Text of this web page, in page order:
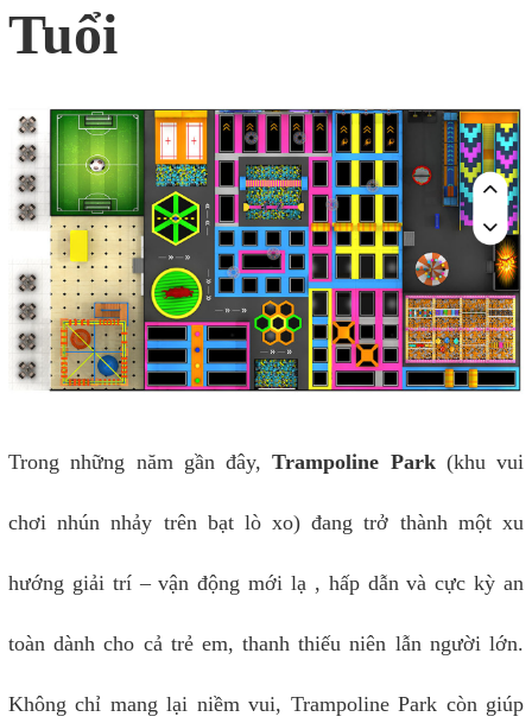
Tuổi
Trong những năm gần đây,Trampoline Park(khu vui
chơi nhún nhảy trên bạt lò xo) đang trở thành một xu
hướng giải trí – vận động mới lạ , hấp dẫn và cực kỳ an
toàn dành cho cả trẻ em, thanh thiếu niên lẫn người lớn.
Không chỉ mang lại niềm vui, Trampoline Park còn giúp